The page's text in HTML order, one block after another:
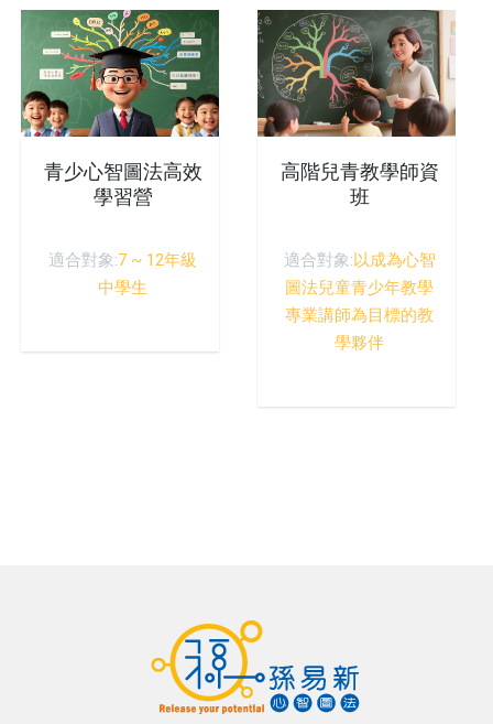
青少心智圖法高效
學習營
適合對象:7 ~ 12年級
中學生
高階兒青教學師資
班
適合對象:以成為心智
圖法兒童青少年教學
專業講師為目標的教
學夥伴